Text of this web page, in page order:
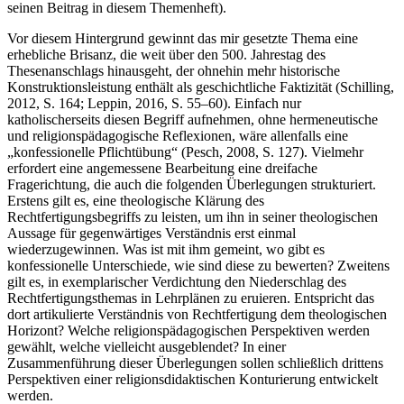
seinen Beitrag in diesem Themenheft).
Vor diesem Hintergrund gewinnt das mir gesetzte Thema eine
erhebliche Brisanz, die weit über den 500. Jahrestag des
Thesenanschlags hinausgeht, der ohnehin mehr historische
Konstruktionsleistung enthält als geschichtliche Faktizität (Schilling,
2012, S. 164; Leppin, 2016, S. 55–60). Einfach nur
katholischerseits diesen Begriff aufnehmen, ohne hermeneutische
und religionspädagogische Reflexionen, wäre allenfalls eine
„konfessionelle Pflichtübung“ (Pesch, 2008, S. 127). Vielmehr
erfordert eine angemessene Bearbeitung eine dreifache
Fragerichtung, die auch die folgenden Überlegungen strukturiert.
Erstens gilt es, eine theologische Klärung des
Rechtfertigungsbegriffs zu leisten, um ihn in seiner theologischen
Aussage für gegenwärtiges Verständnis erst einmal
wiederzugewinnen. Was ist mit ihm gemeint, wo gibt es
konfessionelle Unterschiede, wie sind diese zu bewerten? Zweitens
gilt es, in exemplarischer Verdichtung den Niederschlag des
Rechtfertigungsthemas in Lehrplänen zu eruieren. Entspricht das
dort artikulierte Verständnis von Rechtfertigung dem theologischen
Horizont? Welche religionspädagogischen Perspektiven werden
gewählt, welche vielleicht ausgeblendet? In einer
Zusammenführung dieser Überlegungen sollen schließlich drittens
Perspektiven einer religionsdidaktischen Konturierung entwickelt
werden.